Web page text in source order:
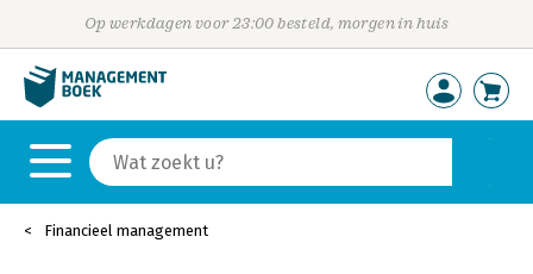
Op werkdagen voor 23:00 besteld, morgen in huis
Financieel management